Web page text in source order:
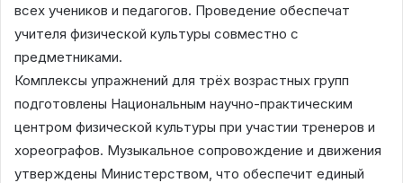
всех учеников и педагогов. Проведение обеспечат
учителя физической культуры совместно с
предметниками.
Комплексы упражнений для трёх возрастных групп
подготовлены Национальным научно-практическим
центром физической культуры при участии тренеров и
хореографов. Музыкальное сопровождение и движения
утверждены Министерством, что обеспечит единый